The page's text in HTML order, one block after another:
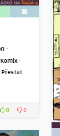
·
Komix ·
Přestat ·
0 0